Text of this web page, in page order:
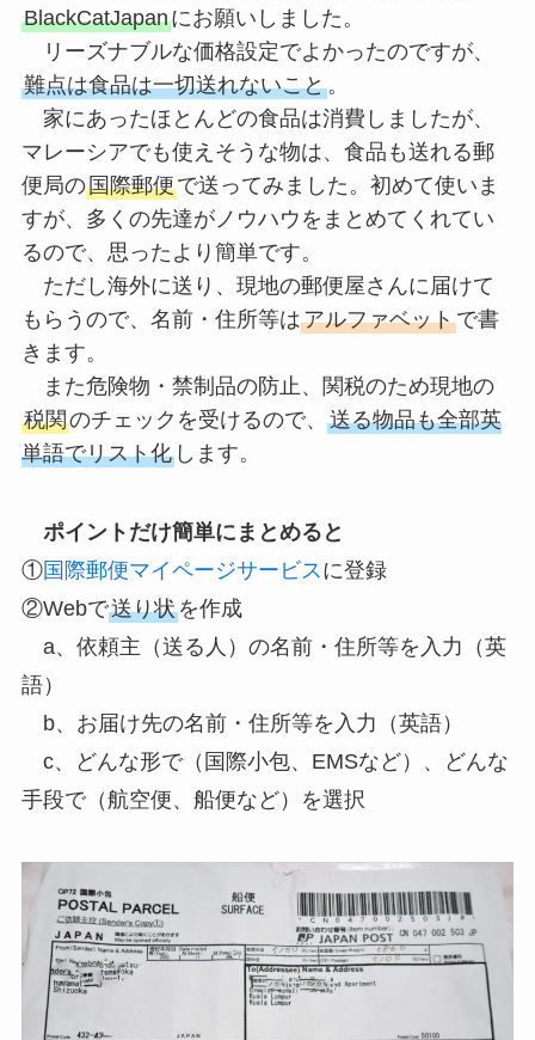
BlackCatJapanにお願いしました。
リーズナブルな価格設定でよかったのですが、
難点は食品は一切送れないこと。
家にあったほとんどの食品は消費しましたが、
マレーシアでも使えそうな物は、食品も送れる郵
便局の国際郵便で送ってみました。初めて使いま
すが、多くの先達がノウハウをまとめてくれてい
るので、思ったより簡単です。
ただし海外に送り、現地の郵便屋さんに届けて
もらうので、名前・住所等はアルファベットで書
きます。
また危険物・禁制品の防止、関税のため現地の
税関のチェックを受けるので、 送る物品も全部英
単語でリスト化します。
ポイントだけ簡単にまとめると
①国際郵便マイページサービスに登録
②Webで送り状を作成
a、依頼主（送る人）の名前・住所等を入力（英
語）
b、お届け先の名前・住所等を入力（英語）
c、どんな形で（国際小包、EMSなど）、どんな
手段で（航空便、船便など）を選択